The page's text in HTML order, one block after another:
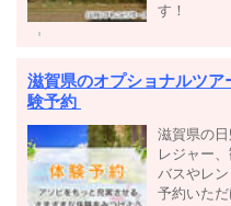
す！
滋賀県のオプショナルツ
験予約
滋賀県の
レジャー
バスやレ
予約いただ